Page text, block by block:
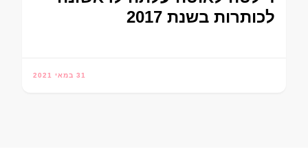
לכותרות בשנת 2017
31 במאי 2021